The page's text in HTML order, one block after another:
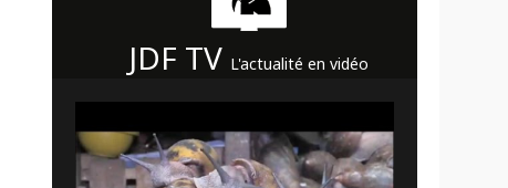
JDF TV L'actualité en vidéo